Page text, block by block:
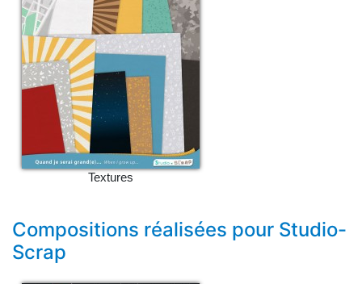
Textures
Compositions réalisées pour Studio-
Scrap